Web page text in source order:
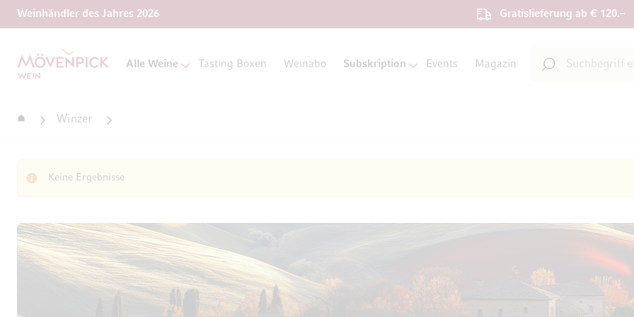
Weinhändler des Jahres 2026 Gratislieferung ab € 120.–
Zur Startseite
Alle Weine Tasting Boxen Weinabo Subskription Events Magazin
Suche
StartseiteWinzer
Keine Ergebnisse